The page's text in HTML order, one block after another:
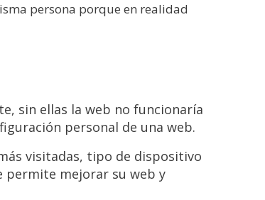
persona porque en realidad
sin ellas la web no funcionaría
personal de una web.
visitadas, tipo de dispositivo
permite mejorar su web y